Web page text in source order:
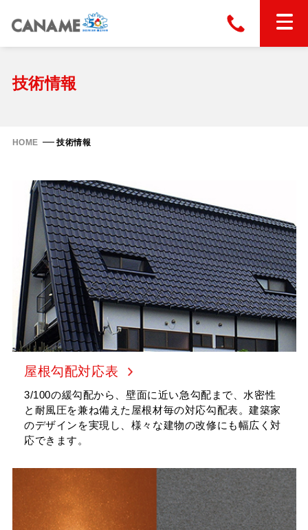
ホーム
スタンディングロック
富士ライン55
フリーハットⅡ型
FHR-2000
フラットライン
エコウェーブ
横葺き屋根
カナディー
タイマルーフ M型
タイマルーフ F25
タイマルーフ T型
カナメ一文字葺き
金属瓦
カナメルーフ
洋瓦王(ヨウガオウ)
通気断熱工法
Vi65
Vi65 PLUS
Vi75・Vi125
Viカバー50
換気棟システム
換気棟システム
デザイン軒樋
カナメシャープ樋
屋根の改修
施工事例
技術情報
ダウンロード
お問い合わせ
技術情報
HOME 技術情報
屋根勾配対応表
3/100の緩勾配から、壁面に近い急勾配まで、水密性
と耐風圧を兼ね備えた屋根材毎の対応勾配表。建築家
のデザインを実現し、様々な建物の改修にも幅広く対
応できます。